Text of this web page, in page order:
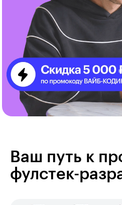
Ваш путь к
фулстек-